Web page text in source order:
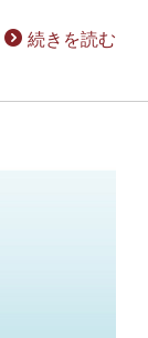
続きを読む